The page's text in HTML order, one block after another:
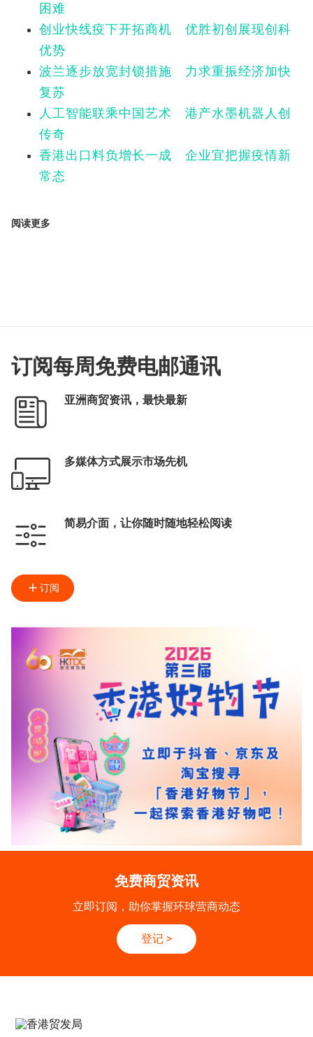
困难
创业快线疫下开拓商机 优胜初创展现创科
优势
波兰逐步放宽封锁措施 力求重振经济加快
复苏
人工智能联乘中国艺术 港产水墨机器人创
传奇
香港出口料负增长一成 企业宜把握疫情新
常态
阅读更多
订阅每周免费电邮通讯
亚洲商贸资讯，最快最新
多媒体方式展示市场先机
简易介面，让你随时随地轻松阅读
订阅
免费商贸资讯
立即订阅，助你掌握环球营商动态
登记 >